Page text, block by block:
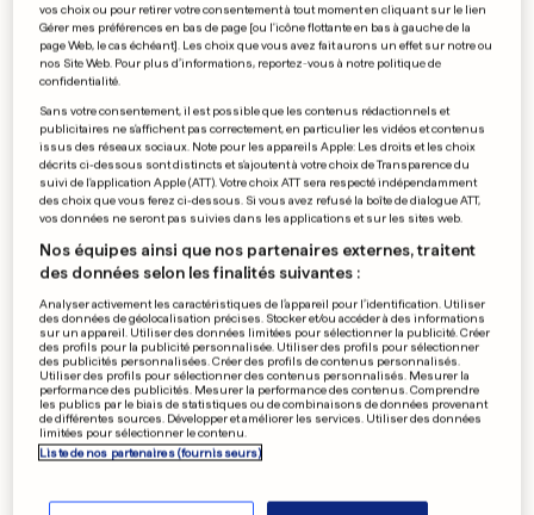
Elle crache sur les autorités
0 0
Le meurtrier de Valentin
vos choix ou pour retirer votre consentement à tout moment en cliquant sur le lien
Gérer mes préférences en bas de page [ou l'icône flottante en bas à gauche de la
page Web, le cas échéant]. Les choix que vous avez fait aurons un effet sur notre ou
nos Site Web. Pour plus d’informations, reportez-vous à notre politique de
confidentialité.
Sans votre consentement, il est possible que les contenus rédactionnels et
publicitaires ne s'affichent pas correctement, en particulier les vidéos et contenus
issus des réseaux sociaux. Note pour les appareils Apple: Les droits et les choix
décrits ci-dessous sont distincts et s'ajoutent à votre choix de Transparence du
suivi de l'application Apple (ATT). Votre choix ATT sera respecté indépendamment
des choix que vous ferez ci-dessous. Si vous avez refusé la boîte de dialogue ATT,
vos données ne seront pas suivies dans les applications et sur les sites web.
Nos équipes ainsi que nos partenaires externes, traitent
des données selon les finalités suivantes :
Analyser activement les caractéristiques de l’appareil pour l’identification. Utiliser
des données de géolocalisation précises. Stocker et/ou accéder à des informations
sur un appareil. Utiliser des données limitées pour sélectionner la publicité. Créer
des profils pour la publicité personnalisée. Utiliser des profils pour sélectionner
des publicités personnalisées. Créer des profils de contenus personnalisés.
Utiliser des profils pour sélectionner des contenus personnalisés. Mesurer la
performance des publicités. Mesurer la performance des contenus. Comprendre
les publics par le biais de statistiques ou de combinaisons de données provenant
de différentes sources. Développer et améliorer les services. Utiliser des données
limitées pour sélectionner le contenu.
Liste de nos partenaires (fournisseurs)